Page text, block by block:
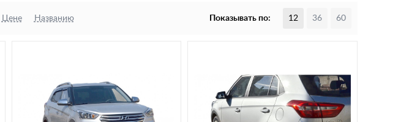
Цене Названию Показывать по: 12 36 60